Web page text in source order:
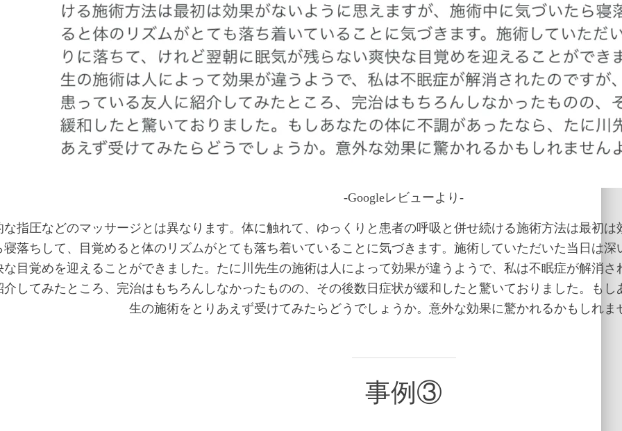
-Googleレビューより-
な指圧などのマッサージとは異なります。体に触れて、ゆっくりと患者の呼吸と併せ続ける施術方法は最初
寝落ちして、目覚めると体のリズムがとても落ち着いていることに気づきます。施術していただいた当日は
な目覚めを迎えることができました。たに川先生の施術は人によって効果が違うようで、私は不眠症が解消
介してみたところ、完治はもちろんしなかったものの、その後数日症状が緩和したと驚いておりました。も
生の施術をとりあえず受けてみたらどうでしょうか。意外な効果に驚かれるかもしれま
事例③